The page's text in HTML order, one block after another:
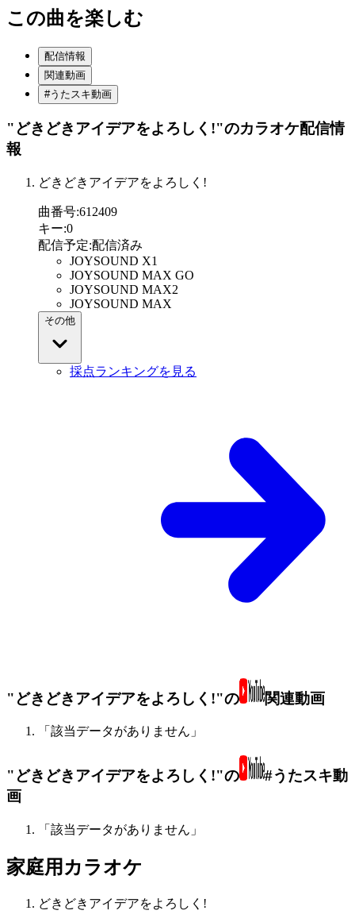
この曲を楽しむ
配信情報
関連動画
#うたスキ動画
"どきどきアイデアをよろしく!"のカラオケ配信情
報
どきどきアイデアをよろしく!
曲番号:612409
キー:0
配信予定:配信済み
JOYSOUND X1
JOYSOUND MAX GO
JOYSOUND MAX2
JOYSOUND MAX
その他
採点ランキングを見る
"どきどきアイデアをよろしく!"の 関連動画
「該当データがありません」
"どきどきアイデアをよろしく!"の
#うたスキ動
画
「該当データがありません」
家庭用カラオケ
どきどきアイデアをよろしく!